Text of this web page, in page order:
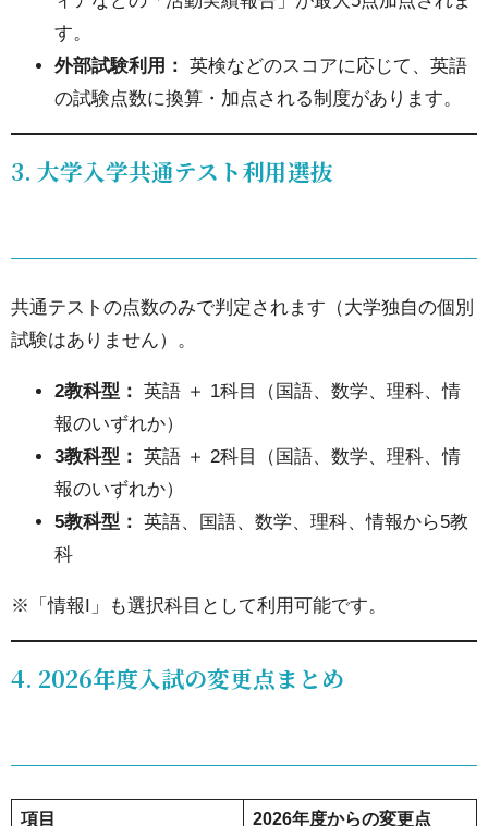
入試
の変
更点
まと
4.1.
格の
のポ
イン
ト
5.
看護
学部
への
指す
なら
す。
外部試験利用： 英検などのスコアに応じて、英語
の試験点数に換算・加点される制度があります。
3. 大学入学共通テスト利用選抜
共通テストの点数のみで判定されます（大学独自の個別
試験はありません）。
2教科型： 英語 ＋ 1科目（国語、数学、理科、情
報のいずれか）
3教科型： 英語 ＋ 2科目（国語、数学、理科、情
報のいずれか）
5教科型： 英語、国語、数学、理科、情報から5教
科
※「情報I」も選択科目として利用可能です。
4. 2026年度入試の変更点まとめ
項目 2026年度からの変更点